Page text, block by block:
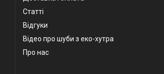
Статті
Відгуки
Відео про шуби з еко-хутра
Про нас